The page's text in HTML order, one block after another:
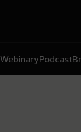
WebinaryPodcast